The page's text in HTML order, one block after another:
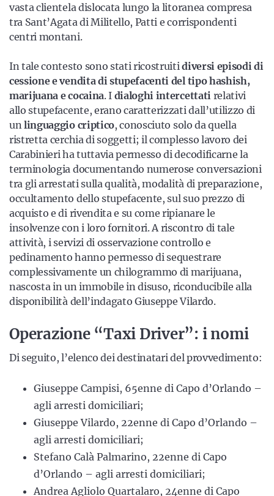
vasta clientela dislocata lungo la litoranea compresa
tra Sant’Agata di Militello, Patti e corrispondenti
centri montani.
In tale contesto sono stati ricostruiti diversi episodi di
cessione e vendita di stupefacenti del tipo hashish,
marijuana e cocaina. I dialoghi intercettati relativi
allo stupefacente, erano caratterizzati dall’utilizzo di
un linguaggio criptico, conosciuto solo da quella
ristretta cerchia di soggetti; il complesso lavoro dei
Carabinieri ha tuttavia permesso di decodificarne la
terminologia documentando numerose conversazioni
tra gli arrestati sulla qualità, modalità di preparazione,
occultamento dello stupefacente, sul suo prezzo di
acquisto e di rivendita e su come ripianare le
insolvenze con i loro fornitori. A riscontro di tale
attività, i servizi di osservazione controllo e
pedinamento hanno permesso di sequestrare
complessivamente un chilogrammo di marijuana,
nascosta in un immobile in disuso, riconducibile alla
disponibilità dell’indagato Giuseppe Vilardo.
Operazione “Taxi Driver”: i nomi
Di seguito, l’elenco dei destinatari del provvedimento:
Giuseppe Campisi, 65enne di Capo d’Orlando –
agli arresti domiciliari;
Giuseppe Vilardo, 22enne di Capo d’Orlando –
agli arresti domiciliari;
Stefano Calà Palmarino, 22enne di Capo
d’Orlando – agli arresti domiciliari;
Andrea Agliolo Quartalaro, 24enne di Capo